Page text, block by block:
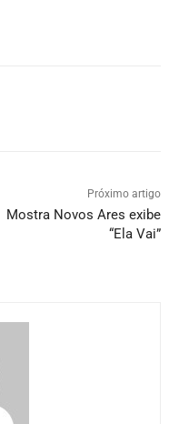
Próximo artigo
Mostra Novos Ares exibe
“Ela Vai”